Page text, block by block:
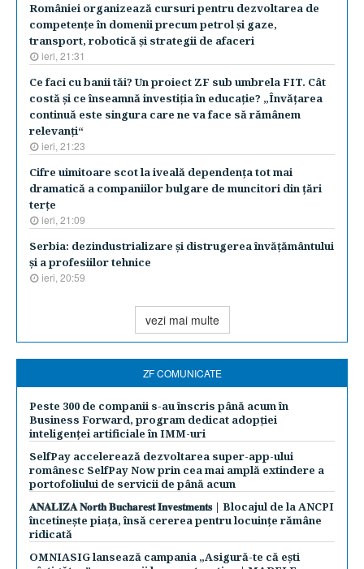
României organizează cursuri pentru dezvoltarea de
competenţe în domenii precum petrol şi gaze,
transport, robotică şi strategii de afaceri
ieri, 21:31
Ce faci cu banii tăi? Un proiect ZF sub umbrela FIT. Cât
costă şi ce înseamnă investiţia în educaţie? „Învăţarea
continuă este singura care ne va face să rămânem
relevanţi“
ieri, 21:23
Cifre uimitoare scot la iveală dependenţa tot mai
dramatică a companiilor bulgare de muncitori din ţări
terţe
ieri, 21:09
Serbia: dezindustrializare şi distrugerea învăţământului
şi a profesiilor tehnice
ieri, 20:59
vezi mai multe
ZF COMUNICATE
Peste 300 de companii s-au înscris până acum în
Business Forward, program dedicat adopției
inteligenței artificiale în IMM-uri
SelfPay accelerează dezvoltarea super-app-ului
românesc SelfPay Now prin cea mai amplă extindere a
portofoliului de servicii de până acum
𝐀𝐍𝐀𝐋𝐈𝐙𝐀 𝐍𝐨𝐫𝐭𝐡 𝐁𝐮𝐜𝐡𝐚𝐫𝐞𝐬𝐭 𝐈𝐧𝐯𝐞𝐬𝐭𝐦𝐞𝐧𝐭𝐬 | Blocajul de la ANCPI
încetinește piața, însă cererea pentru locuințe rămâne
ridicată
OMNIASIG lansează campania „Asigură-te că ești